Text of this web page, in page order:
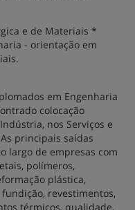
e de Materiais *
- orientação em
em Engenharia
colocação
nos Serviços e
principais saídas
largo de empresas com
polímeros,
plástica,
revestimentos,
térmicos, qualidade,